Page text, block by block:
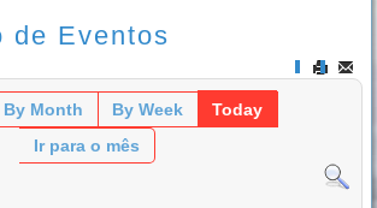
de Eventos
By Month By Week
Today
Ir para o mês